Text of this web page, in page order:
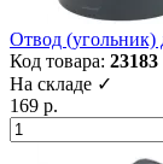
Отвод
Код товара: 23183
На складе ✓
169 р.